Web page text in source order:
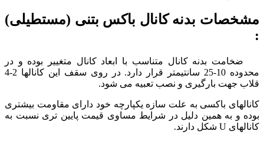
مشخصات بدنه کانال باکس بتنی (مستطیلی)
:
ضخامت بدنه کانال متناسب با ابعاد کانال متغییر بوده و در
محدوده 10-25 سانتیمتر قرار دارد. در روی سقف این کانالها 2-4
قلاب جهت بارگیری و نصب تعبیه می شود.
کانالهای باکسی به علت سازه یکپارچه خود دارای مقاومت بیشتری
بوده و به همین دلیل در شرایط مساوی قیمت پایین تری نسبت به
کانالهای U شکل دارند.